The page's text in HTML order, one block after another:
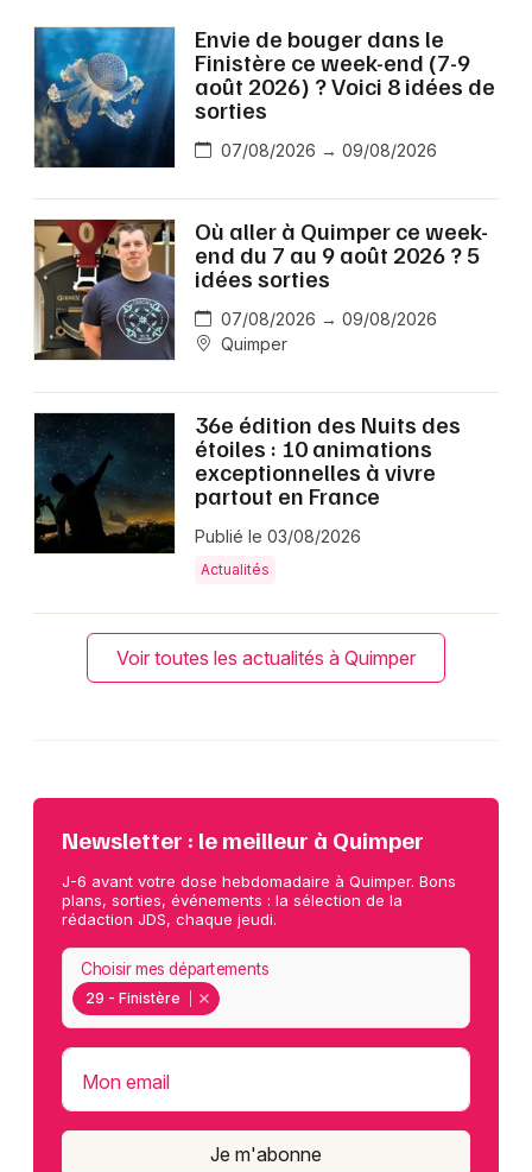
Envie de bouger dans le
Finistère ce week-end (7-9
août 2026) ? Voici 8 idées de
sorties
07/08/2026 → 09/08/2026
Où aller à Quimper ce week-
end du 7 au 9 août 2026 ? 5
idées sorties
07/08/2026 → 09/08/2026
Quimper
36e édition des Nuits des
étoiles : 10 animations
exceptionnelles à vivre
partout en France
Publié le 03/08/2026
Actualités
Voir toutes les actualités à Quimper
Newsletter : le meilleur à Quimper
J-6 avant votre dose hebdomadaire à Quimper. Bons
plans, sorties, événements : la sélection de la
rédaction JDS, chaque jeudi.
29 - Finistère
Choisir mes départements
Mon email
Je m'abonne